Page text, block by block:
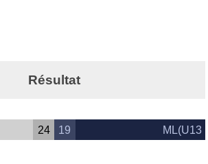
Résultat
24 19 ML(U13